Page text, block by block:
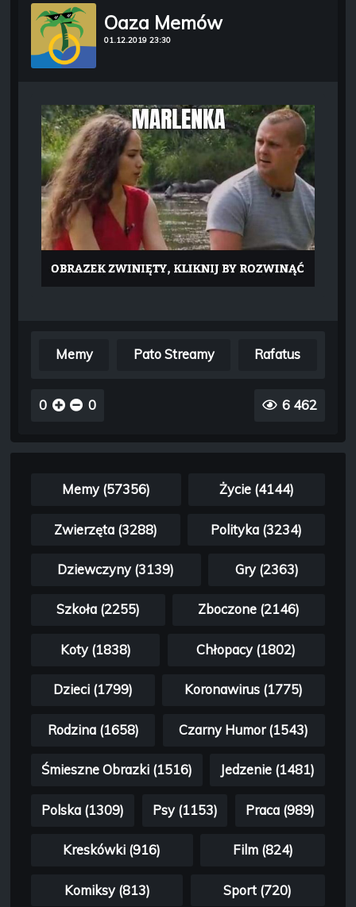
Oaza Memów
01.12.2019 23:30
Memy Pato Streamy Rafatus
0 0 6 462
Memy (57356) Życie (4144)
Zwierzęta (3288) Polityka (3234)
Dziewczyny (3139) Gry (2363)
Szkoła (2255) Zboczone (2146)
Koty (1838) Chłopacy (1802)
Dzieci (1799) Koronawirus (1775)
Rodzina (1658) Czarny Humor (1543)
Śmieszne Obrazki (1516) Jedzenie (1481)
Polska (1309) Psy (1153) Praca (989)
Kreskówki (916) Film (824)
Komiksy (813) Sport (720)